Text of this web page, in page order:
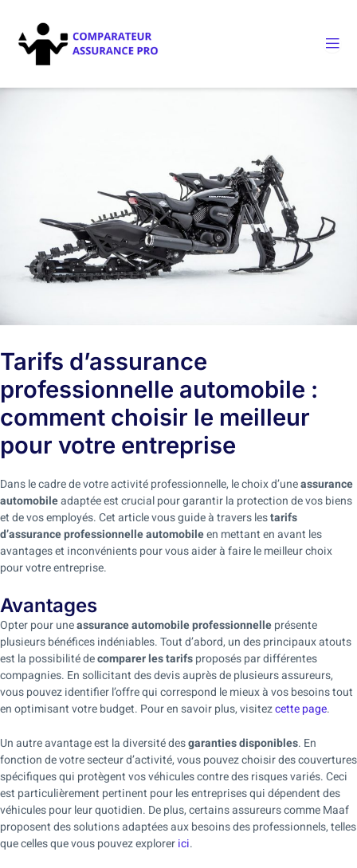
Tarifs d’assurance
professionnelle automobile :
comment choisir le meilleur
pour votre entreprise
Dans le cadre de votre activité professionnelle, le choix d’uneassurance
automobileadaptée est crucial pour garantir la protection de vos biens
et de vos employés. Cet article vous guide à travers lestarifs
d’assurance professionnelle automobileen mettant en avant les
avantages et inconvénients pour vous aider à faire le meilleur choix
pour votre entreprise.
Avantages
Opter pour uneassurance automobile professionnelleprésente
plusieurs bénéfices indéniables. Tout d’abord, un des principaux atouts
est la possibilité decomparer les tarifsproposés par différentes
compagnies. En sollicitant des devis auprès de plusieurs assureurs,
vous pouvez identifier l’offre qui correspond le mieux à vos besoins tout
en optimisant votre budget. Pour en savoir plus, visitezcette page.
Un autre avantage est la diversité desgaranties disponibles. En
fonction de votre secteur d’activité, vous pouvez choisir des couvertures
spécifiques qui protègent vos véhicules contre des risques variés. Ceci
est particulièrement pertinent pour les entreprises qui dépendent des
véhicules pour leur quotidien. De plus, certains assureurs comme Maaf
proposent des solutions adaptées aux besoins des professionnels, telles
que celles que vous pouvez explorerici.